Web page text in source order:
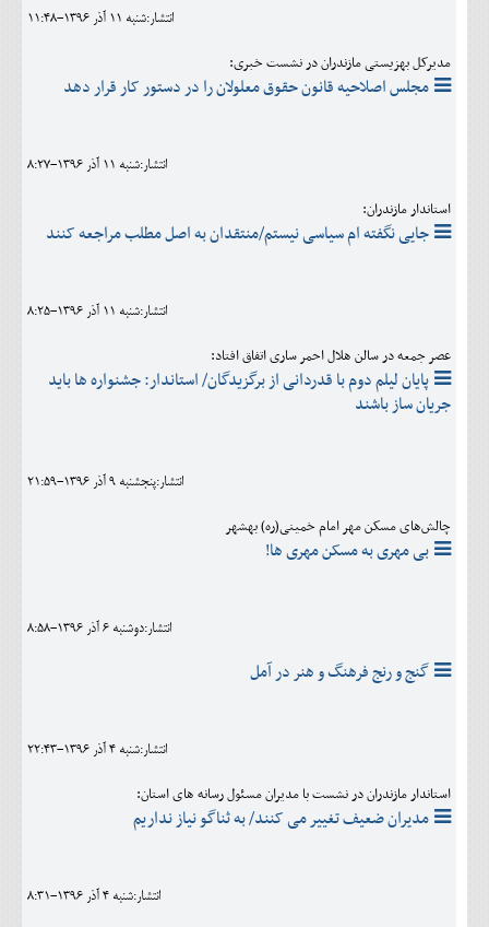
انتشار:شنبه 11 آذر 1396-11:48
مدیرکل بهزیستی مازندران در نشست خبری:
مجلس اصلاحیه قانون حقوق معلولان را در دستور کار قرار دهد
انتشار:شنبه 11 آذر 1396-8:27
استاندار مازندران:
جایی نگفته ام سیاسی نیستم/منتقدان به اصل مطلب مراجعه کنند
انتشار:شنبه 11 آذر 1396-8:25
عصر جمعه در سالن هلال احمر ساری اتفاق افتاد:
پایان لیلم دوم با قدردانی از برگزیدگان/ استاندار: جشنواره ها باید
جریان ساز باشند
انتشار:پنجشنبه 9 آذر 1396-21:59
چالش‌های مسکن مهر امام خمینی(ره) بهشهر
بی مهری به مسکن مهری ها!
انتشار:دوشنبه 6 آذر 1396-8:58
گنج و رنج فرهنگ و هنر در آمل
انتشار:شنبه 4 آذر 1396-22:43
استاندار مازندران در نشست با مدیران مسئول رسانه های استان:
مدیران ضعیف تغییر می کنند/ به ثناگو نیاز نداریم
انتشار:شنبه 4 آذر 1396-8:31